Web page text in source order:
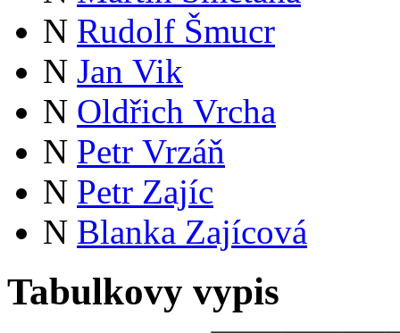
N Rudolf Šmucr
N Jan Vik
N Oldřich Vrcha
N Petr Vrzáň
N Petr Zajíc
N Blanka Zajícová
Tabulkovy vypis